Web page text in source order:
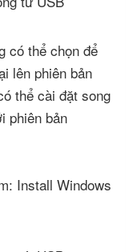
có thể chọn để
lên phiên bản
thể cài đặt song
phiên bản
Install Windows